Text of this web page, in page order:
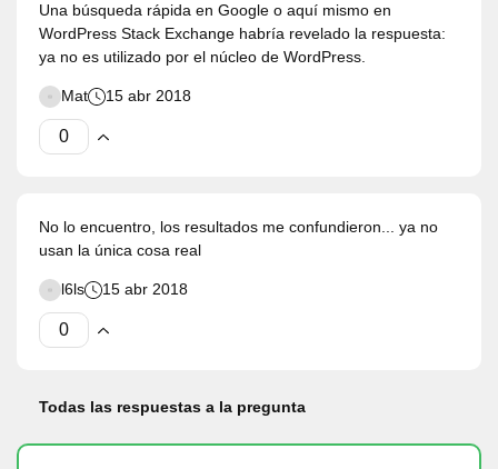
Una búsqueda rápida en Google o aquí mismo en
WordPress Stack Exchange habría revelado la respuesta:
ya no es utilizado por el núcleo de WordPress.
Mat 15 abr 2018
No lo encuentro, los resultados me confundieron... ya no
usan la única cosa real
l6ls 15 abr 2018
Todas las respuestas a la pregunta